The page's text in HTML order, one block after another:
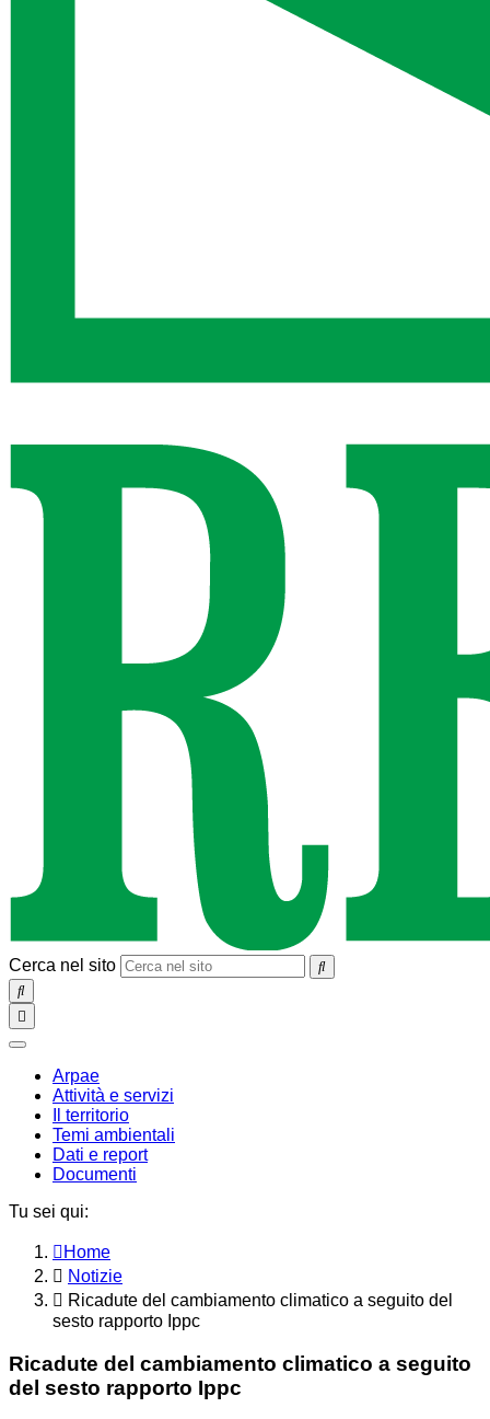
Cerca nel sito
SEARCH
Toggle
navigation
chiudi
Arpae
Attività e servizi
Il territorio
Temi ambientali
Dati e report
Documenti
Tu sei qui:
Home
Notizie
Ricadute del cambiamento climatico a seguito del
sesto rapporto Ippc
Ricadute del cambiamento climatico a seguito
del sesto rapporto Ippc